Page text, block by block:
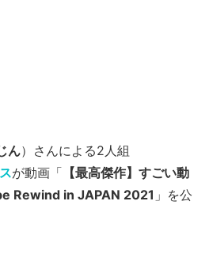
ん）さんによる2人組
が動画「 【最高傑作】すごい動
Rewind in JAPAN 2021 」を公